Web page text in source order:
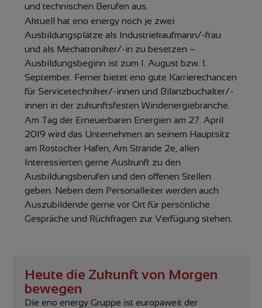
und technischen Berufen aus.
Aktuell hat eno energy noch je zwei
Ausbildungsplätze als Industriekaufmann/-frau
und als Mechatroniker/-in zu besetzen –
Ausbildungsbeginn ist zum 1. August bzw. 1.
September. Ferner bietet eno gute Karrierechancen
für Servicetechniker/-innen und Bilanzbuchalter/-
innen in der zukunftsfesten Windenergiebranche.
Am Tag der Erneuerbaren Energien am 27. April
2019 wird das Unternehmen an seinem Hauptsitz
am Rostocker Hafen, Am Strande 2e, allen
Interessierten gerne Auskunft zu den
Ausbildungsberufen und den offenen Stellen
geben. Neben dem Personalleiter werden auch
Auszubildende gerne vor Ort für persönliche
Gespräche und Rückfragen zur Verfügung stehen.
Heute die Zukunft von Morgen
bewegen
Die eno energy Gruppe ist europaweit der